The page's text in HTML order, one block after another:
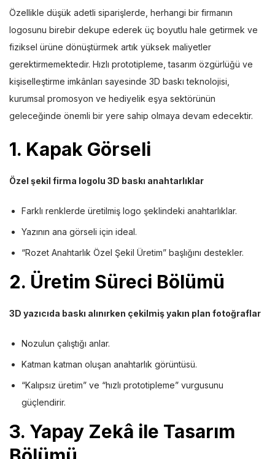
Özellikle düşük adetli siparişlerde, herhangi bir firmanın
logosunu birebir dekupe ederek üç boyutlu hale getirmek ve
fiziksel ürüne dönüştürmek artık yüksek maliyetler
gerektirmemektedir. Hızlı prototipleme, tasarım özgürlüğü ve
kişiselleştirme imkânları sayesinde 3D baskı teknolojisi,
kurumsal promosyon ve hediyelik eşya sektörünün
geleceğinde önemli bir yere sahip olmaya devam edecektir.
1. Kapak Görseli
Özel şekil firma logolu 3D baskı anahtarlıklar
Farklı renklerde üretilmiş logo şeklindeki anahtarlıklar.
Yazının ana görseli için ideal.
“Rozet Anahtarlık Özel Şekil Üretim” başlığını destekler.
2. Üretim Süreci Bölümü
3D yazıcıda baskı alınırken çekilmiş yakın plan fotoğraflar
Nozulun çalıştığı anlar.
Katman katman oluşan anahtarlık görüntüsü.
“Kalıpsız üretim” ve “hızlı prototipleme” vurgusunu
güçlendirir.
3. Yapay Zekâ ile Tasarım